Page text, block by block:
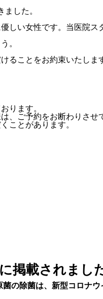
した。
しい女性です。 当医院ス
。
ることをお約束いたしま
ります。
、
ご予約をお断わりさせ
ことがあります。
掲載されまし
菌の除菌は、新型コロナ